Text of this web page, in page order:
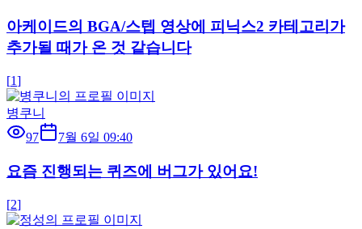
아케이드의 BGA/스텝 영상에 피닉스2 카테고리가
추가될 때가 온 것 같습니다
[1]
병쿠니
97
7월 6일 09:40
요즘 진행되는 퀴즈에 버그가 있어요!
[2]